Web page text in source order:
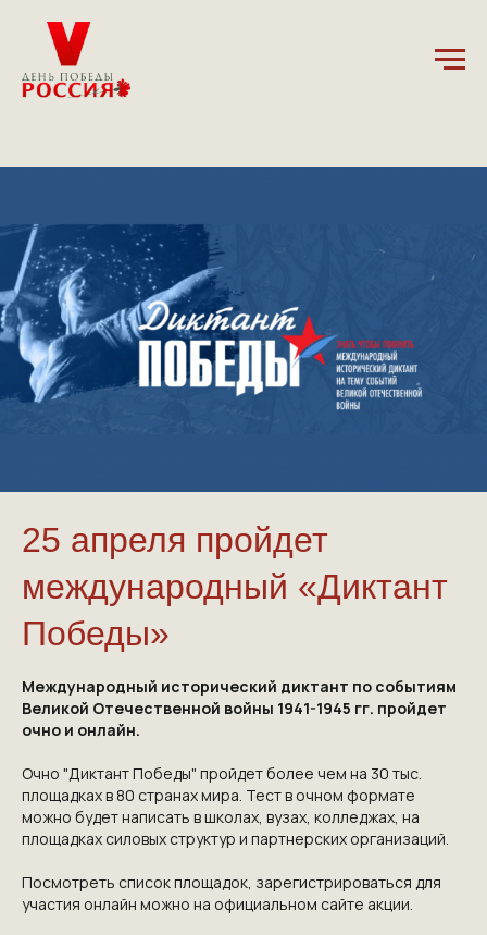
25 апреля пройдет
международный «Диктант
Победы»
Международный исторический диктант по событиям
Великой Отечественной войны 1941-1945 гг. пройдет
очно и онлайн.
Очно "Диктант Победы" пройдет более чем на 30 тыс.
площадках в 80 странах мира. Тест в очном формате
можно будет написать в школах, вузах, колледжах, на
площадках силовых структур и партнерских организаций.
Посмотреть список площадок, зарегистрироваться для
участия онлайн можно на официальном сайте акции.